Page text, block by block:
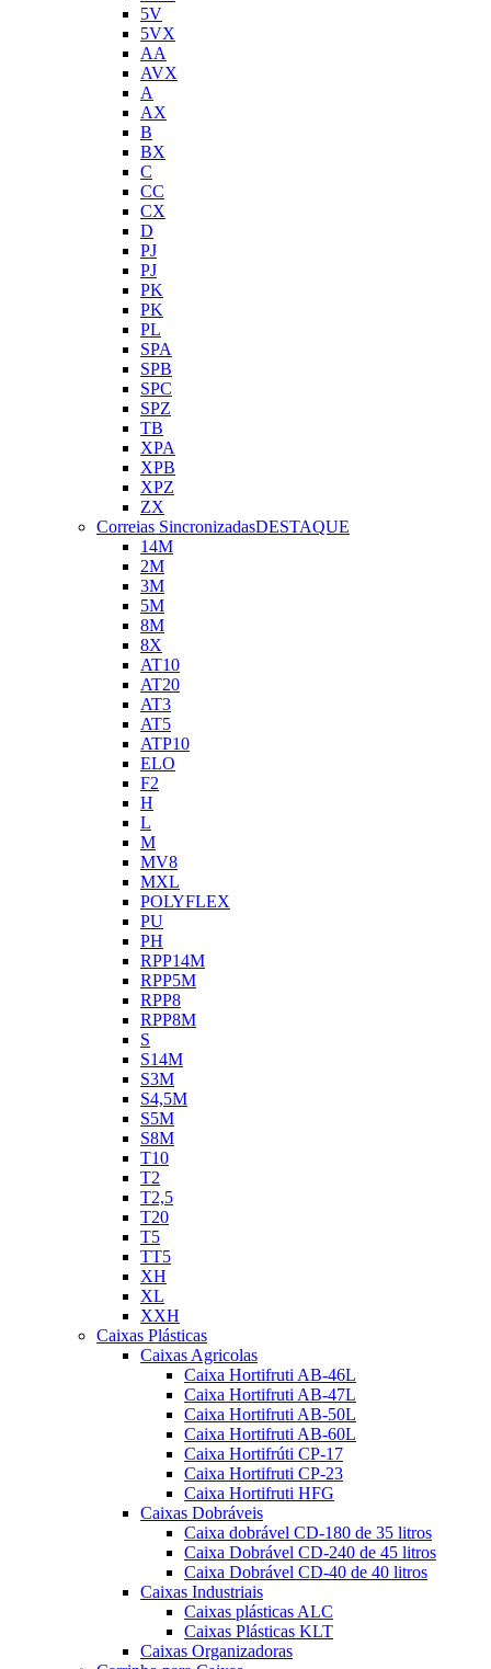
5V
5VX
AA
AVX
A
AX
B
BX
C
CC
CX
D
PJ
PJ
PK
PK
PL
SPA
SPB
SPC
SPZ
TB
XPA
XPB
XPZ
ZX
Correias SincronizadasDESTAQUE
14M
2M
3M
5M
8M
8X
AT10
AT20
AT3
AT5
ATP10
ELO
F2
H
L
M
MV8
MXL
POLYFLEX
PU
PH
RPP14M
RPP5M
RPP8
RPP8M
S
S14M
S3M
S4,5M
S5M
S8M
T10
T2
T2,5
T20
T5
TT5
XH
XL
XXH
Caixas Plásticas
Caixas Agricolas
Caixa Hortifruti AB-46L
Caixa Hortifruti AB-47L
Caixa Hortifruti AB-50L
Caixa Hortifruti AB-60L
Caixa Hortifrúti CP-17
Caixa Hortifruti CP-23
Caixa Hortifruti HFG
Caixas Dobráveis
Caixa dobrável CD-180 de 35 litros
Caixa Dobrável CD-240 de 45 litros
Caixa Dobrável CD-40 de 40 litros
Caixas Industriais
Caixas plásticas ALC
Caixas Plásticas KLT
Caixas Organizadoras